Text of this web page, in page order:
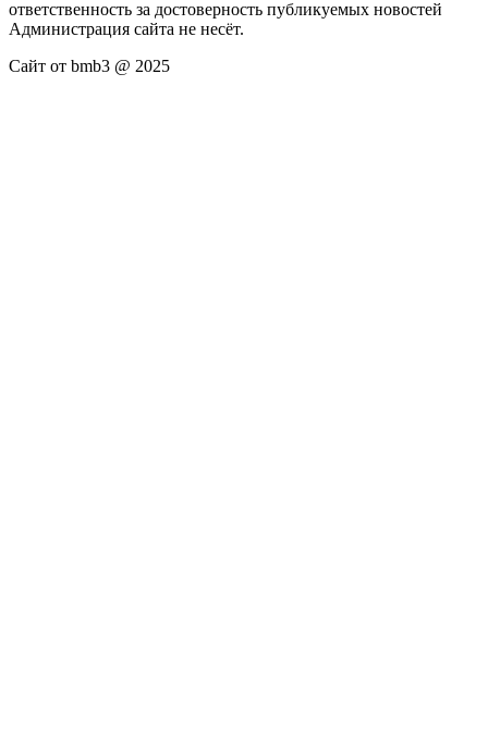
ответственность за достоверность публикуемых новостей
Администрация сайта не несёт.
Сайт от bmb3 @ 2025